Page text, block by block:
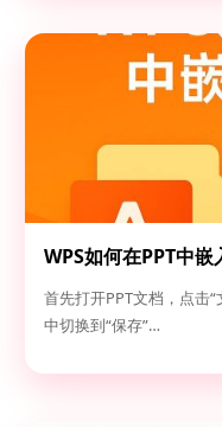
WPS如何在PPT中嵌
首先打开PPT文档，点击
中切换到“保存”…